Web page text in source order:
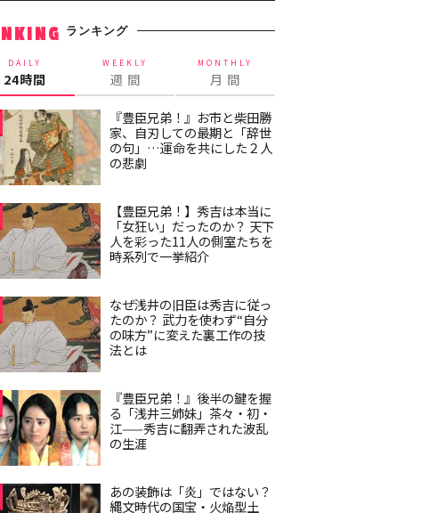
ランキング
DAILY
24時間
WEEKLY
週 間
MONTHLY
月 間
『豊臣兄弟！』お市と柴田勝
家、自刃しての最期と「辞世
の句」…運命を共にした２人
の悲劇
【豊臣兄弟！】秀吉は本当に
「女狂い」だったのか？ 天下
人を彩った11人の側室たちを
時系列で一挙紹介
なぜ浅井の旧臣は秀吉に従っ
たのか？ 武力を使わず“自分
の味方”に変えた裏工作の技
法とは
『豊臣兄弟！』後半の鍵を握
る「浅井三姉妹」茶々・初・
江——秀吉に翻弄された波乱
の生涯
あの装飾は「炎」ではない？
縄文時代の国宝・火焔型土